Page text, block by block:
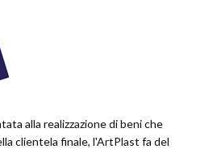
alla realizzazione di beni che
clientela finale, l'ArtPlast fa del